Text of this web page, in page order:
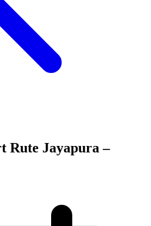
Rute Jayapura –